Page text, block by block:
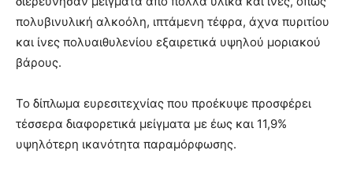
πολυβινυλική αλκοόλη, ιπτάμενη τέφρα, άχνα πυριτίου
και ίνες πολυαιθυλενίου εξαιρετικά υψηλού μοριακού
βάρους.
Το δίπλωμα ευρεσιτεχνίας που προέκυψε προσφέρει
τέσσερα διαφορετικά μείγματα με έως και 11,9%
υψηλότερη ικανότητα παραμόρφωσης.